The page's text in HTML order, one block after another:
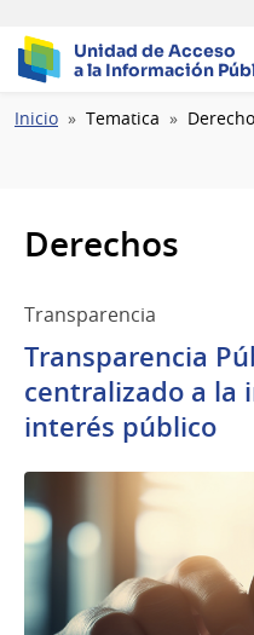
Unidad de Acceso
a la Información
Ruta
Inicio Tematica
Derechos
Transparencia
Transparencia
centralizado a la
interés público